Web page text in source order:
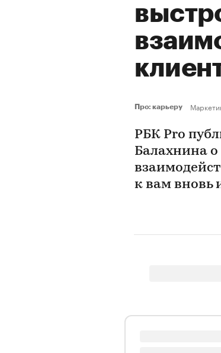
Про: карьеру
РБК Pro
Балахнина
к вам вновь